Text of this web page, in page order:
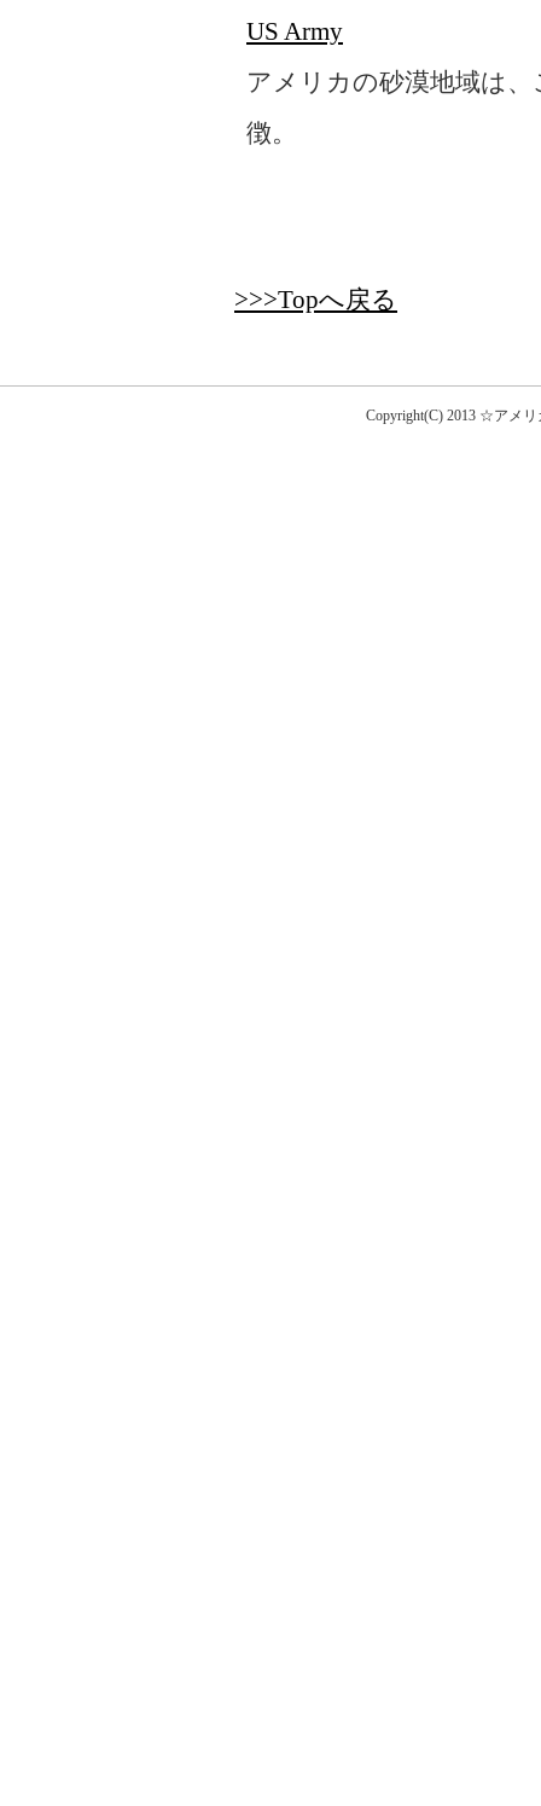
US Army
アメリカの砂漠地域は
徴。
>>>Topへ戻る
Copyright(C) 2013 ☆アメ